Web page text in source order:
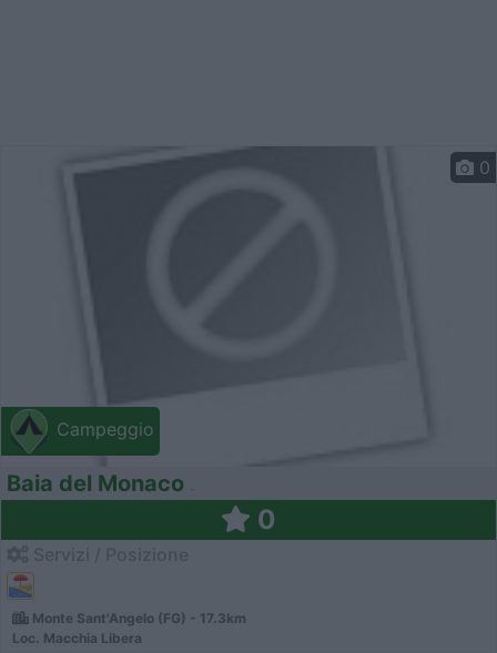
Campeggio
0
Baia del Monaco
0
Monte Sant'Angelo (FG) - 17.3km
Loc. Macchia Libera